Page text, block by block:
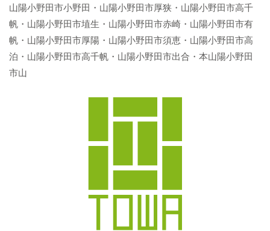
山陽小野田市小野田・山陽小野田市厚狭・山陽小野田市高千
帆・山陽小野田市埴生・山陽小野田市赤崎・山陽小野田市有
帆・山陽小野田市厚陽・山陽小野田市須恵・山陽小野田市高
泊・山陽小野田市高千帆・山陽小野田市出合・本山陽小野田
市山